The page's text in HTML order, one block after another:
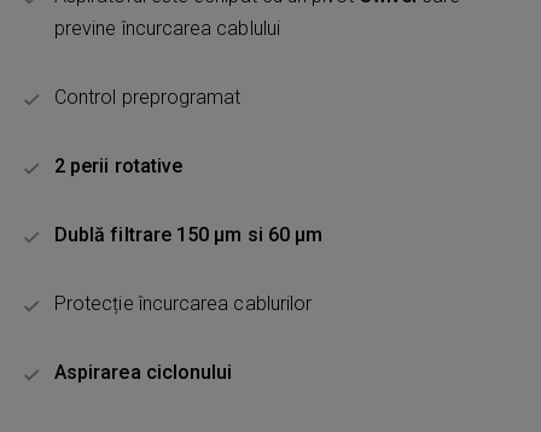
previne încurcarea cablului
Control preprogramat
2 perii rotative
Dublă filtrare 150 µm si 60 µm
Protecție încurcarea cablurilor
Aspirarea ciclonului